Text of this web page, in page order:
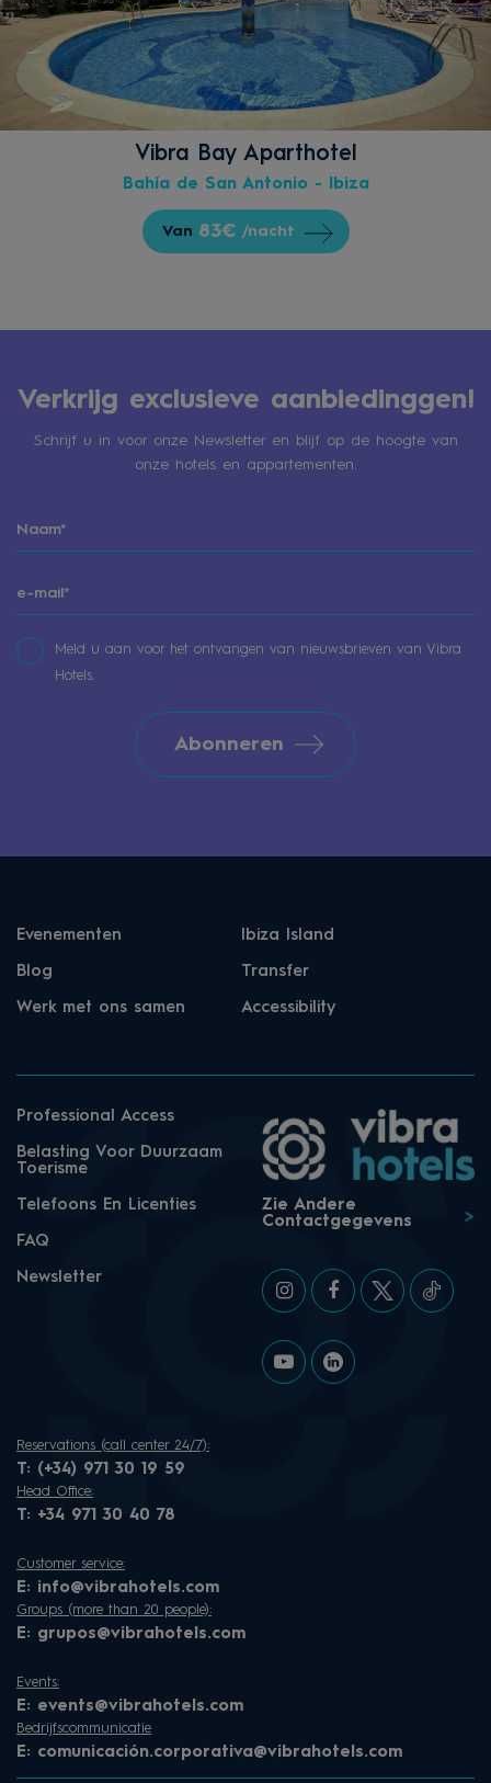
Vibra Bay Aparthotel
Bahía de San Antonio - Ibiza
Van 83€ /nacht
Verkrijg exclusieve aanbiedinggen!
Schrijf u in voor onze Newsletter en blijf op de hoogte van
onze hotels en appartementen.
Meld u aan voor het ontvangen van nieuwsbrieven van Vibra
Hotels.
Abonneren
Evenementen Ibiza Island
Blog Transfer
Werk met ons samen Accessibility
Professional Access
Belasting Voor Duurzaam
Toerisme
Telefoons En Licenties
FAQ
Newsletter
Zie Andere
Contactgegevens
Reservations (call center 24/7):
T: (+34) 971 30 19 59
Head Office:
T: +34 971 30 40 78
Customer service:
E: info@vibrahotels.com
Groups (more than 20 people):
E: grupos@vibrahotels.com
Events:
E: events@vibrahotels.com
Bedrijfscommunicatie
E: comunicación.corporativa@vibrahotels.com